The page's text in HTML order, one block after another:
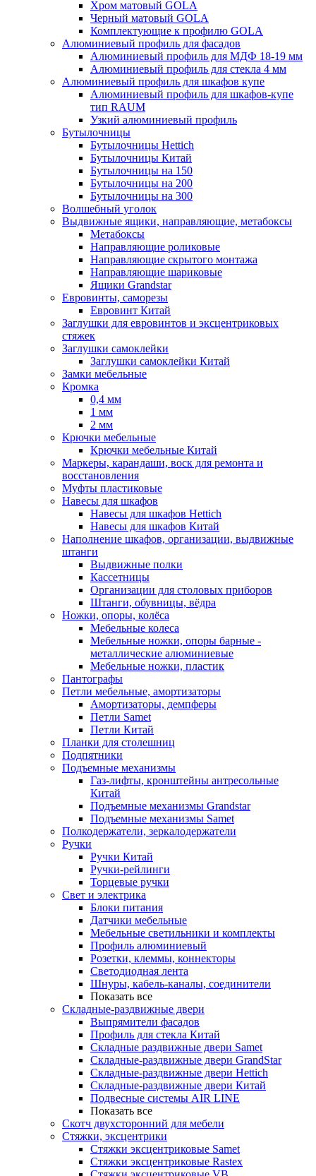
Хром матовый GOLA
Черный матовый GOLA
Комплектующие к профилю GOLA
Алюминиевый профиль для фасадов
Алюминиевый профиль для МДФ 18-19 мм
Алюминиевый профиль для стекла 4 мм
Алюминиевый профиль для шкафов купе
Алюминиевый профиль для шкафов-купе
тип RAUM
Узкий алюминиевый профиль
Бутылочницы
Бутылочницы Hettich
Бутылочницы Китай
Бутылочницы на 150
Бутылочницы на 200
Бутылочницы на 300
Волшебный уголок
Выдвижные ящики, направляющие, метабоксы
Метабоксы
Направляющие роликовые
Направляющие скрытого монтажа
Направляющие шариковые
Ящики Grandstar
Евровинты, саморезы
Евровинт Китай
Заглушки для евровинтов и эксцентриковых
стяжек
Заглушки самоклейки
Заглушки самоклейки Китай
Замки мебельные
Кромка
0,4 мм
1 мм
2 мм
Крючки мебельные
Крючки мебельные Китай
Маркеры, карандаши, воск для ремонта и
восстановления
Муфты пластиковые
Навесы для шкафов
Навесы для шкафов Hettich
Навесы для шкафов Китай
Наполнение шкафов, организации, выдвижные
штанги
Выдвижные полки
Кассетницы
Организации для столовых приборов
Штанги, обувницы, вёдра
Ножки, опоры, колёса
Мебельные колеса
Мебельные ножки, опоры барные -
металлические алюминиевые
Мебельные ножки, пластик
Пантографы
Петли мебельные, амортизаторы
Амортизаторы, демпферы
Петли Samet
Петли Китай
Планки для столешниц
Подпятники
Подъемные механизмы
Газ-лифты, кронштейны антресольные
Китай
Подъемные механизмы Grandstar
Подъемные механизмы Samet
Полкодержатели, зеркалодержатели
Ручки
Ручки Китай
Ручки-рейлинги
Торцевые ручки
Свет и электрика
Блоки питания
Датчики мебельные
Мебельные светильники и комплекты
Профиль алюминиевый
Розетки, клеммы, коннекторы
Светодиодная лента
Шнуры, кабель-каналы, соединители
Показать все
Складные-раздвижные двери
Выпрямители фасадов
Профиль для стекла Китай
Складные раздвижные двери Samet
Складные-раздвижные двери GrandStar
Складные-раздвижные двери Hettich
Складные-раздвижные двери Китай
Подвесные системы AIR LINE
Показать все
Скотч двухсторонний для мебели
Стяжки, эксцентрики
Cтяжки эксцентриковые Samet
Стяжки эксцентриковые Rastex